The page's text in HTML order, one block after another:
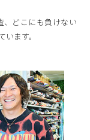
、どこにも負けない
ます。